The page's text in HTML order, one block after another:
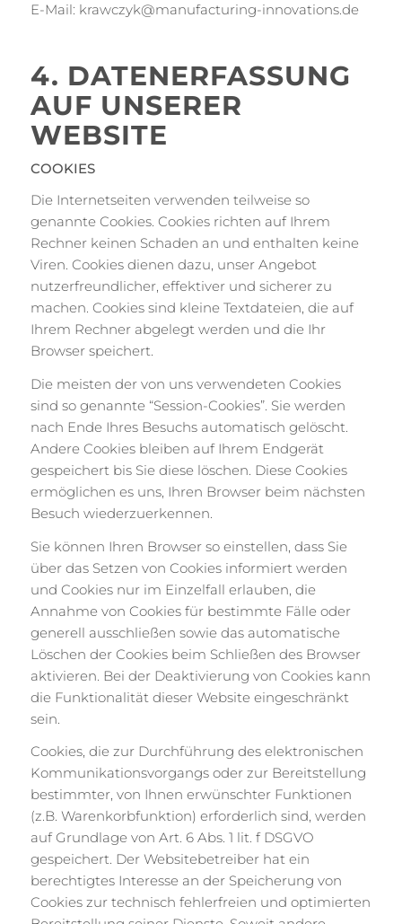
E-Mail: krawczyk@manufacturing-innovations.de
4. DATENERFASSUNG
AUF UNSERER
WEBSITE
COOKIES
Die Internetseiten verwenden teilweise so
genannte Cookies. Cookies richten auf Ihrem
Rechner keinen Schaden an und enthalten keine
Viren. Cookies dienen dazu, unser Angebot
nutzerfreundlicher, effektiver und sicherer zu
machen. Cookies sind kleine Textdateien, die auf
Ihrem Rechner abgelegt werden und die Ihr
Browser speichert.
Die meisten der von uns verwendeten Cookies
sind so genannte “Session-Cookies”. Sie werden
nach Ende Ihres Besuchs automatisch gelöscht.
Andere Cookies bleiben auf Ihrem Endgerät
gespeichert bis Sie diese löschen. Diese Cookies
ermöglichen es uns, Ihren Browser beim nächsten
Besuch wiederzuerkennen.
Sie können Ihren Browser so einstellen, dass Sie
über das Setzen von Cookies informiert werden
und Cookies nur im Einzelfall erlauben, die
Annahme von Cookies für bestimmte Fälle oder
generell ausschließen sowie das automatische
Löschen der Cookies beim Schließen des Browser
aktivieren. Bei der Deaktivierung von Cookies kann
die Funktionalität dieser Website eingeschränkt
sein.
Cookies, die zur Durchführung des elektronischen
Kommunikationsvorgangs oder zur Bereitstellung
bestimmter, von Ihnen erwünschter Funktionen
(z.B. Warenkorbfunktion) erforderlich sind, werden
auf Grundlage von Art. 6 Abs. 1 lit. f DSGVO
gespeichert. Der Websitebetreiber hat ein
berechtigtes Interesse an der Speicherung von
Cookies zur technisch fehlerfreien und optimierten